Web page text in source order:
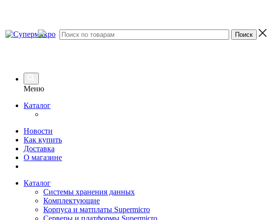
Меню
Каталог
Новости
Как купить
Доставка
О магазине
Каталог
Системы хранения данных
Комплектующие
Корпуса и матплаты Supermicro
Серверы и платформы Supermicro